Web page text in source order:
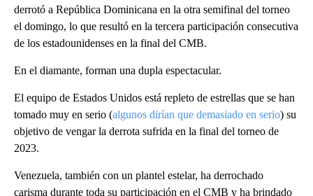
derrotó a República Dominicana en la otra semifinal del torneo
el domingo, lo que resultó en la tercera participación consecutiva
de los estadounidenses en la final del CMB.
En el diamante, forman una dupla espectacular.
El equipo de Estados Unidos está repleto de estrellas que se han
tomado muy en serio (algunos dirían que demasiado en serio) su
objetivo de vengar la derrota sufrida en la final del torneo de
2023.
Venezuela, también con un plantel estelar, ha derrochado
carisma durante toda su participación en el CMB y ha brindado